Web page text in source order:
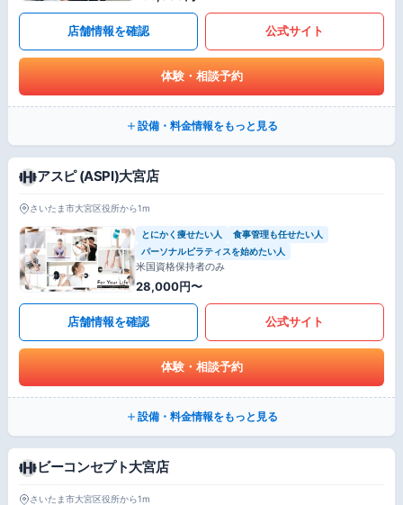
店舗情報を確認 公式サイト
体験・相談予約
設備・料金情報をもっと見る
アスピ (ASPI)大宮店
さいたま市大宮区役所から1m
とにかく痩せたい人
食事管理も任せたい人
パーソナルピラティスを始めたい人
米国資格保持者のみ
28,000円〜
店舗情報を確認 公式サイト
体験・相談予約
設備・料金情報をもっと見る
ビーコンセプト大宮店
さいたま市大宮区役所から1m